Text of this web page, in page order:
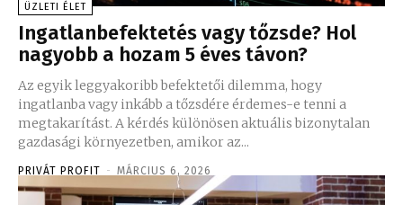
ÜZLETI ÉLET
Ingatlanbefektetés vagy tőzsde? Hol
nagyobb a hozam 5 éves távon?
Az egyik leggyakoribb befektetői dilemma, hogy
ingatlanba vagy inkább a tőzsdére érdemes-e tenni a
megtakarítást. A kérdés különösen aktuális bizonytalan
gazdasági környezetben, amikor az...
PRIVÁT PROFIT - MÁRCIUS 6, 2026